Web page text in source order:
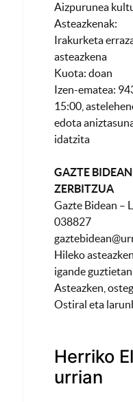
Aizpurunea
Asteazkenak:
Irakurketa
asteazkena
Kuota: doan
Izen-ematea:
15:00,
edota
idatzita
GAZTE
ZERBITZUA
Gazte Bidean –
038827
Hileko
igande guztietan
Asteazken,
Ostiral eta
Herriko
urrian